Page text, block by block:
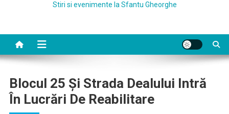
Stiri si evenimente la Sfantu Gheorghe
Blocul 25 Şi Strada Dealului Intră
În Lucrări De Reabilitare